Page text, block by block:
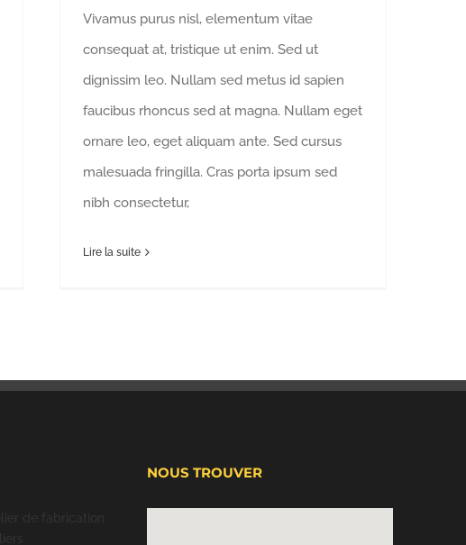
Vivamus purus nisl, elementum vitae
consequat at, tristique ut enim. Sed ut
dignissim leo. Nullam sed metus id sapien
faucibus rhoncus sed at magna. Nullam eget
ornare leo, eget aliquam ante. Sed cursus
malesuada fringilla. Cras porta ipsum sed
nibh consectetur,
Lire la suite
NOUS TROUVER